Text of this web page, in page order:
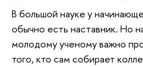
В большой науке у
обычно есть наставник. Но
молодому ученому важно
того, кто сам собирает